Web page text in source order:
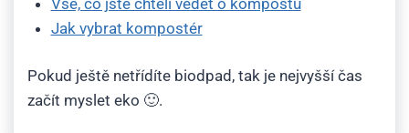
Jak vybrat kompostér
Pokud ještě netřídíte biodpad, tak je nejvyšší čas
začít myslet eko 🙂.